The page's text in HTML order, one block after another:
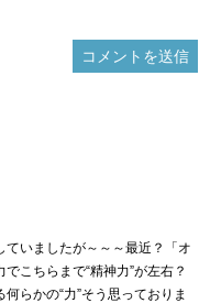
ていましたが～～～最近？「オ
こちらまで“精神力”が左右？
らかの“力”そう思っておりま